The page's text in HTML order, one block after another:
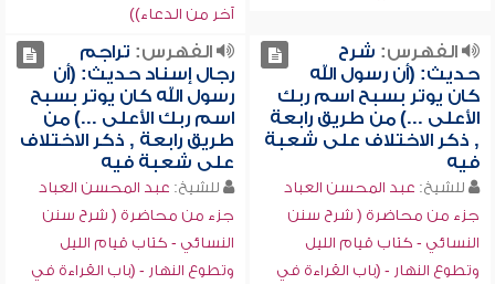
آخر من الدعاء))
الفهرس: شرح
حديث: (أن رسول الله
كان يوتر بسبح اسم ربك
الأعلى ...) من طريق رابعة
, ذكر الاختلاف على شعبة
فيه
للشيخ: عبد المحسن العباد
جزء من محاضرة ( شرح سنن
النسائي - كتاب قيام الليل
وتطوع النهار - (باب القراءة في
الفهرس: تراجم
رجال إسناد حديث: (أن
رسول الله كان يوتر بسبح
اسم ربك الأعلى ...) من
طريق رابعة , ذكر الاختلاف
على شعبة فيه
للشيخ: عبد المحسن العباد
جزء من محاضرة ( شرح سنن
النسائي - كتاب قيام الليل
وتطوع النهار - (باب القراءة في